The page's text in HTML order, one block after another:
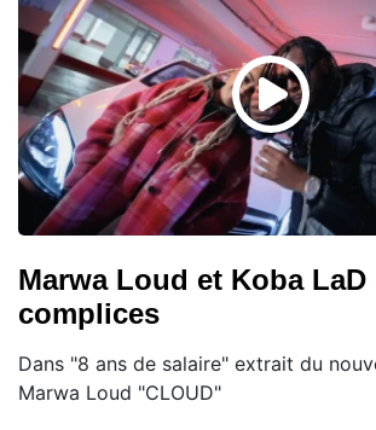
Marwa Loud et Koba
complices
Dans "8 ans de salaire" extrait du
Marwa Loud "CLOUD"